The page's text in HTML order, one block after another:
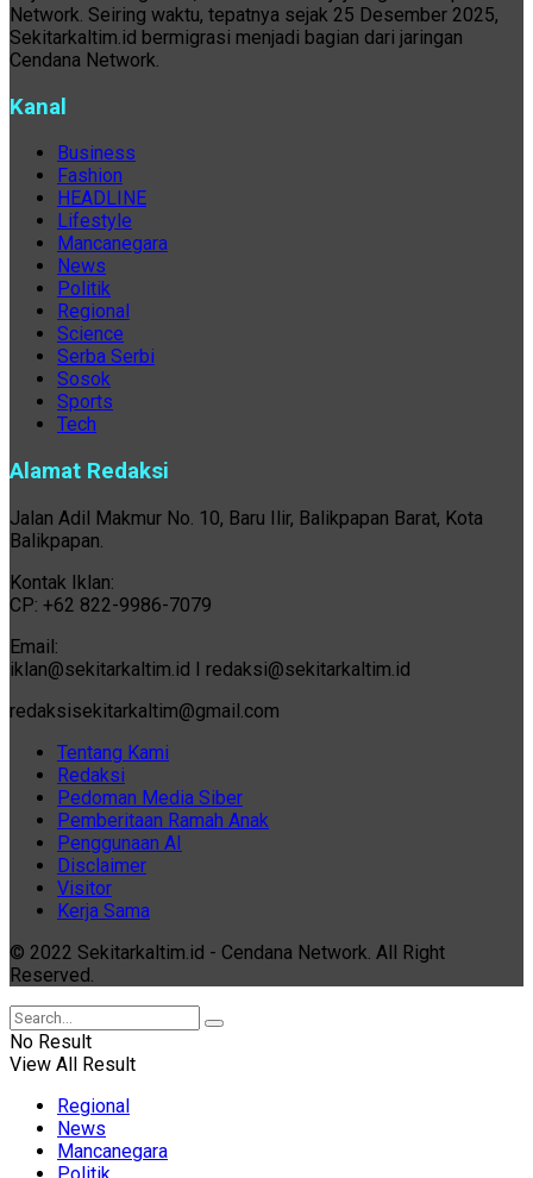
Network. Seiring waktu, tepatnya sejak 25 Desember 2025,
Sekitarkaltim.id bermigrasi menjadi bagian dari jaringan
Cendana Network.
Kanal
Business
Fashion
HEADLINE
Lifestyle
Mancanegara
News
Politik
Regional
Science
Serba Serbi
Sosok
Sports
Tech
Alamat Redaksi
Jalan Adil Makmur No. 10, Baru Ilir, Balikpapan Barat, Kota
Balikpapan.
Kontak Iklan:
CP: +62 822-9986-7079
Email:
iklan@sekitarkaltim.id I redaksi@sekitarkaltim.id
redaksisekitarkaltim@gmail.com
Tentang Kami
Redaksi
Pedoman Media Siber
Pemberitaan Ramah Anak
Penggunaan AI
Disclaimer
Visitor
Kerja Sama
© 2022 Sekitarkaltim.id - Cendana Network. All Right
Reserved.
No Result
View All Result
Regional
News
Mancanegara